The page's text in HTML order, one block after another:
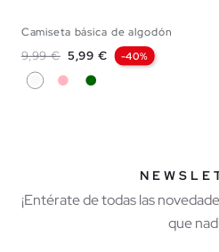
M
Camiseta básica de algodón
Precio base
9,99 € Precio
5,99 € -40%
BlancoRosa ClaroVerde Oscuro
¡Entérate de todas las
que